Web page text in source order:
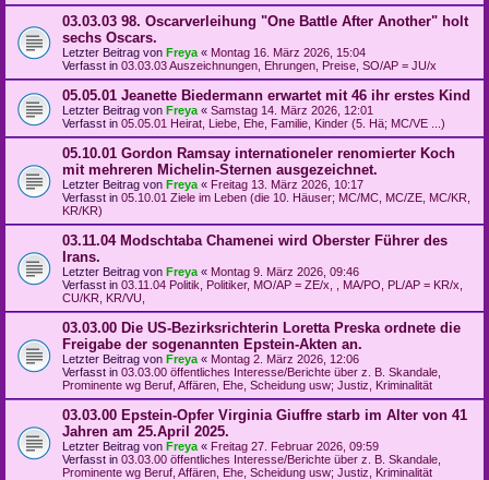
03.03.03 98. Oscarverleihung "One Battle After Another" holt
sechs Oscars.
Letzter Beitrag von Freya « Montag 16. März 2026, 15:04
Verfasst in 03.03.03 Auszeichnungen, Ehrungen, Preise, SO/AP = JU/x
05.05.01 Jeanette Biedermann erwartet mit 46 ihr erstes Kind
Letzter Beitrag von Freya « Samstag 14. März 2026, 12:01
Verfasst in 05.05.01 Heirat, Liebe, Ehe, Familie, Kinder (5. Hä; MC/VE ...)
05.10.01 Gordon Ramsay internationeler renomierter Koch
mit mehreren Michelin-Sternen ausgezeichnet.
Letzter Beitrag von Freya « Freitag 13. März 2026, 10:17
Verfasst in 05.10.01 Ziele im Leben (die 10. Häuser; MC/MC, MC/ZE, MC/KR,
KR/KR)
03.11.04 Modschtaba Chamenei wird Oberster Führer des
Irans.
Letzter Beitrag von Freya « Montag 9. März 2026, 09:46
Verfasst in 03.11.04 Politik, Politiker, MO/AP = ZE/x, , MA/PO, PL/AP = KR/x,
CU/KR, KR/VU,
03.03.00 Die US-Bezirksrichterin Loretta Preska ordnete die
Freigabe der sogenannten Epstein-Akten an.
Letzter Beitrag von Freya « Montag 2. März 2026, 12:06
Verfasst in 03.03.00 öffentliches Interesse/Berichte über z. B. Skandale,
Prominente wg Beruf, Affären, Ehe, Scheidung usw; Justiz, Kriminalität
03.03.00 Epstein-Opfer Virginia Giuffre starb im Alter von 41
Jahren am 25.April 2025.
Letzter Beitrag von Freya « Freitag 27. Februar 2026, 09:59
Verfasst in 03.03.00 öffentliches Interesse/Berichte über z. B. Skandale,
Prominente wg Beruf, Affären, Ehe, Scheidung usw; Justiz, Kriminalität